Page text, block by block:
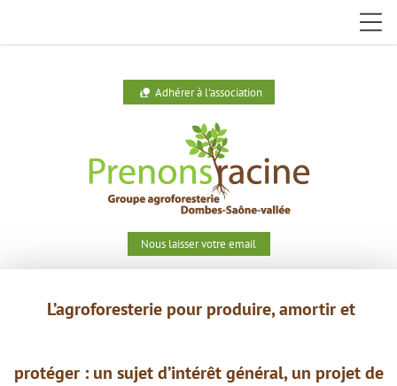
nature_people Adhérer à l'association
Nous laisser votre email
L’agroforesterie pour produire,amortir et
protéger : un sujetd’intérêt général, un projet de